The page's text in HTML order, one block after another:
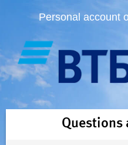
Personal account
Questions